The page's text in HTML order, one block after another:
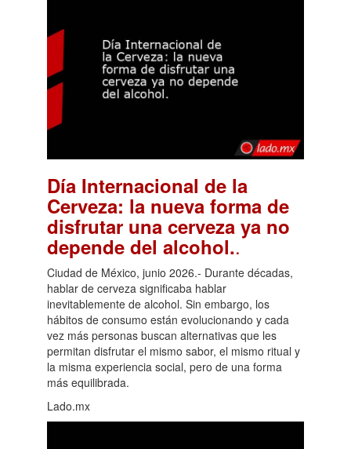
Día Internacional de la
Cerveza: la nueva forma de
disfrutar una cerveza ya no
depende del alcohol..
Ciudad de México, junio 2026.- Durante décadas,
hablar de cerveza significaba hablar
inevitablemente de alcohol. Sin embargo, los
hábitos de consumo están evolucionando y cada
vez más personas buscan alternativas que les
permitan disfrutar el mismo sabor, el mismo ritual y
la misma experiencia social, pero de una forma
más equilibrada.
Lado.mx